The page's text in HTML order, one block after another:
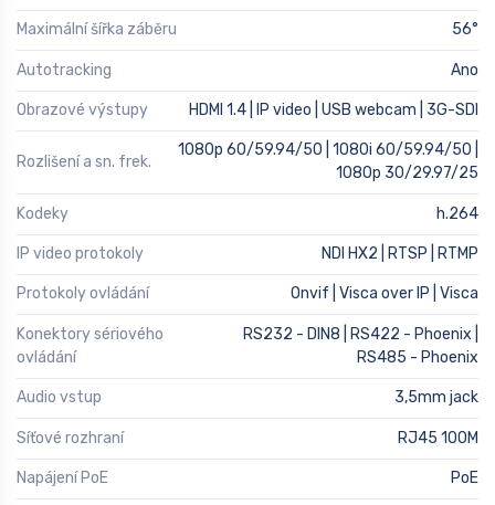
Maximální šířka záběru 56°
Autotracking Ano
Obrazové výstupy HDMI 1.4 | IP video | USB webcam | 3G-SDI
Rozlišení a sn. frek.
1080p 60/59.94/50 | 1080i 60/59.94/50 |
1080p 30/29.97/25
Kodeky h.264
IP video protokoly NDI HX2 | RTSP | RTMP
Protokoly ovládání Onvif | Visca over IP | Visca
Konektory sériového
ovládání
RS232 - DIN8 | RS422 - Phoenix |
RS485 - Phoenix
Audio vstup 3,5mm jack
Síťové rozhraní RJ45 100M
Napájení PoE PoE